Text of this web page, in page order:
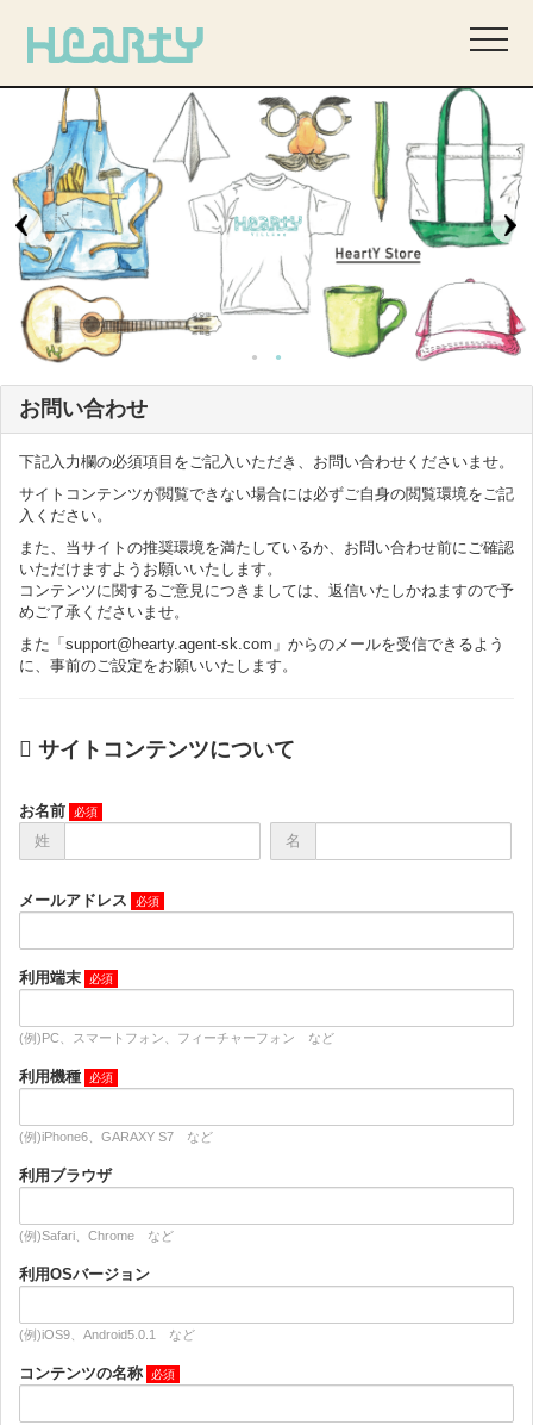
お問い合わせ
下記入力欄の必須項目をご記入いただき、お問い合わせくださいませ。
サイトコンテンツが閲覧できない場合には必ずご自身の閲覧環境をご記
入ください。
また、当サイトの推奨環境を満たしているか、お問い合わせ前にご確認
いただけますようお願いいたします。
コンテンツに関するご意見につきましては、返信いたしかねますので予
めご了承くださいませ。
また「support@hearty.agent-sk.com」からのメールを受信できるよう
に、事前のご設定をお願いいたします。
サイトコンテンツについて
お名前
姓
名
メールアドレス
利用端末
(例)PC、スマートフォン、フィーチャーフォン など
利用機種
(例)iPhone6、GARAXY S7 など
利用ブラウザ
(例)Safari、Chrome など
利用OSバージョン
(例)iOS9、Android5.0.1 など
コンテンツの名称